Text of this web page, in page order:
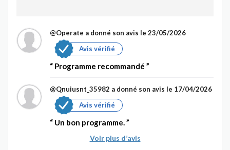
@Operate a donné son avis le 23/05/2026
Avis vérifié
Programme recommandé
@Qnuiusnt_35982 a donné son avis le 17/04/2026
Avis vérifié
Un bon programme.
Voir plus d’avis